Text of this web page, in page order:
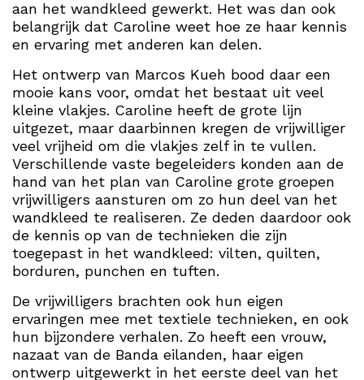
aan het wandkleed gewerkt. Het was dan ook
belangrijk dat Caroline weet hoe ze haar kennis
en ervaring met anderen kan delen.
Het ontwerp van Marcos Kueh bood daar een
mooie kans voor, omdat het bestaat uit veel
kleine vlakjes. Caroline heeft de grote lijn
uitgezet, maar daarbinnen kregen de vrijwilliger
veel vrijheid om die vlakjes zelf in te vullen.
Verschillende vaste begeleiders konden aan de
hand van het plan van Caroline grote groepen
vrijwilligers aansturen om zo hun deel van het
wandkleed te realiseren. Ze deden daardoor ook
de kennis op van de technieken die zijn
toegepast in het wandkleed: vilten, quilten,
borduren, punchen en tuften.
De vrijwilligers brachten ook hun eigen
ervaringen mee met textiele technieken, en ook
hun bijzondere verhalen. Zo heeft een vrouw,
nazaat van de Banda eilanden, haar eigen
ontwerp uitgewerkt in het eerste deel van het